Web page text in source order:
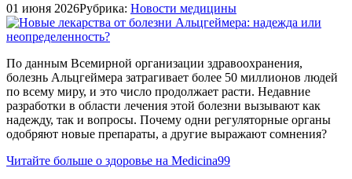
01 июня 2026Рубрика: Новости медицины
По данным Всемирной организации здравоохранения,
болезнь Альцгеймера затрагивает более 50 миллионов людей
по всему миру, и это число продолжает расти. Недавние
разработки в области лечения этой болезни вызывают как
надежду, так и вопросы. Почему одни регуляторные органы
одобряют новые препараты, а другие выражают сомнения?
Читайте больше о здоровье на Medicina99